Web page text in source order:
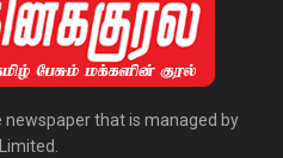
newspaper that is managed by